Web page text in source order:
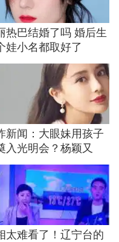
热巴结婚了吗 婚后生
娃小名都取好了
新闻：大眼妹用孩子
入光明会？杨颖又
黄晓明实惨！
太难看了！辽宁台的